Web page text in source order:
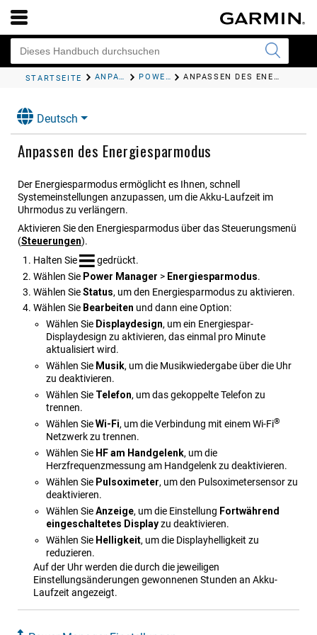
STARTSEITE ANPASSEN DER UHR POWER MANAGER-EINSTELLUNGEN ANPASSEN DES ENERGIESPARMODUS
Deutsch
Anpassen des Energiesparmodus
Der Energiesparmodus ermöglicht es Ihnen, schnell
Systemeinstellungen anzupassen, um die Akku-Laufzeit im
Uhrmodus zu verlängern.
Aktivieren Sie den Energiesparmodus über das Steuerungsmenü
(Steue​rungen).
Halten Sie
gedrückt.
Wählen Sie Power Manager > Energie​sparmodus.
Wählen SieStatus, um den Energiesparmodus zu aktivieren.
Wählen Sie Bearbei​ten und dann eine Option:
Wählen Sie Display​design, um ein Energiespar-
Displaydesign zu aktivieren, das einmal pro Minute
aktualisiert wird.
Wählen Sie Musik, um die Musikwiedergabe über die Uhr
zu deaktivieren.
Wählen Sie Telefon, um das gekoppelte Telefon zu
trennen.
Wählen SieWi-Fi, um die Verbindung mit einem Wi‑Fi®
Netzwerk zu trennen.
Wählen Sie HF am Handgelenk, um die
Herzfrequenzmessung am Handgelenk zu deaktivieren.
Wählen Sie Pulsoxi​meter, um den Pulsoximetersensor zu
deaktivieren.
Wählen SieAnzeige, um die Einstellung Fortwährend
eingeschaltetes Displayzu deaktivieren.
Wählen Sie Helligkeit, um die Displayhelligkeit zu
reduzieren.
Auf der Uhr werden die durch die jeweiligen
Einstellungsänderungen gewonnenen Stunden an Akku-
Laufzeit angezeigt.